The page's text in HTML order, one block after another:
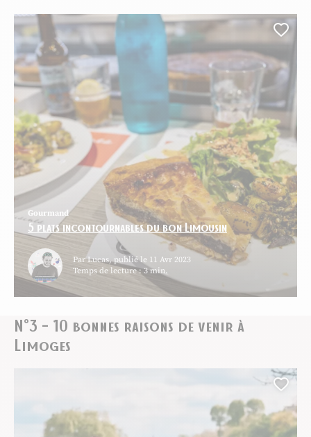
5 plats incontournables du bon Limousin
Gourmand
Par Lucas, publié le 11 Avr 2023
Temps de lecture : 3 min.
N°3 – 10 bonnes raisons de venir à
Limoges